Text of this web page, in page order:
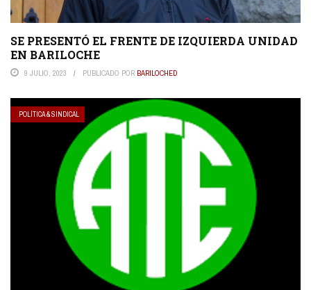
SE PRESENTÓ EL FRENTE DE IZQUIERDA UNIDAD
EN BARILOCHE
9 JULIO, 2023 PUBLICADO POR BARILOCHED
POLÍTICA & SINDICAL